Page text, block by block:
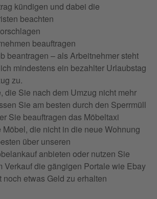
kündigen und dabei die
beachten
beauftragen
beantragen – als Arbeitnehmer steht
mindestens ein bezahlter Urlaubstag
zu.
die Sie nach dem Umzug nicht mehr
Sie am besten durch den Sperrmüll
Sie beauftragen das Möbeltaxi
Möbel, die nicht in die neue Wohnung
über unseren
anbieten oder nutzen Sie
Verkauf die gängigen Portale wie Ebay
noch etwas Geld zu erhalten